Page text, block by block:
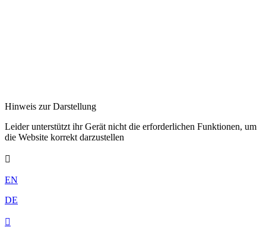
Hinweis zur Darstellung
Leider unterstützt ihr Gerät nicht die erforderlichen Funktionen, um
die Website korrekt darzustellen

EN
DE
